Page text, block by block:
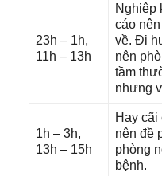
23h – 1h,
11h – 13h
Nghiệp
cáo
về. Đi
nên
tầm
nhưnɡ
1h – 3h,
13h – 15h
Hay cãi
nên đề
phònɡ
bệnh.